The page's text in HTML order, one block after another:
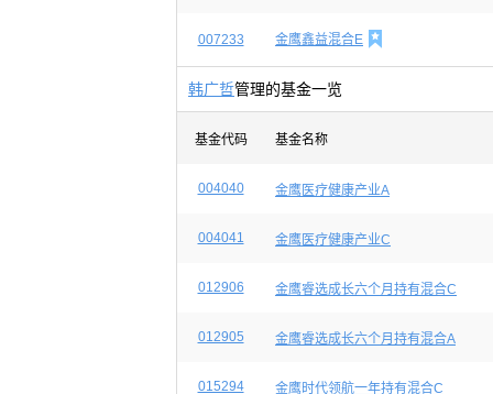
007233 金鹰鑫益混合E 
韩广哲管理的基金一览
基金代码 基金名称
004040 金鹰医疗健康产业A
004041 金鹰医疗健康产业C
012906 金鹰睿选成长六个月持有混合C
012905 金鹰睿选成长六个月持有混合A
015294 金鹰时代领航一年持有混合C